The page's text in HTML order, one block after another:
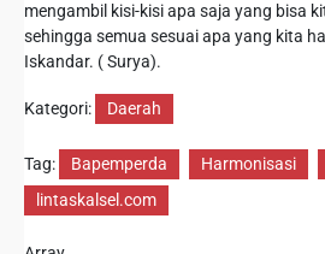
mengambil kisi-kisi apa saja yang bisa
sehingga semua sesuai apa yang kita
Iskandar. ( Surya).
Kategori: Daerah
Tag: Bapemperda Harmonisasi
lintaskalsel.com